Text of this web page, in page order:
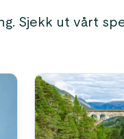
Sjekk ut vårt